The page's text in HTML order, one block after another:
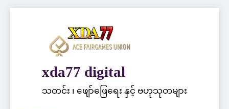
xda77 digital
သတင်း ၊ ဖျော်ဖြေရေး နှင့် ဗဟုသုတများ